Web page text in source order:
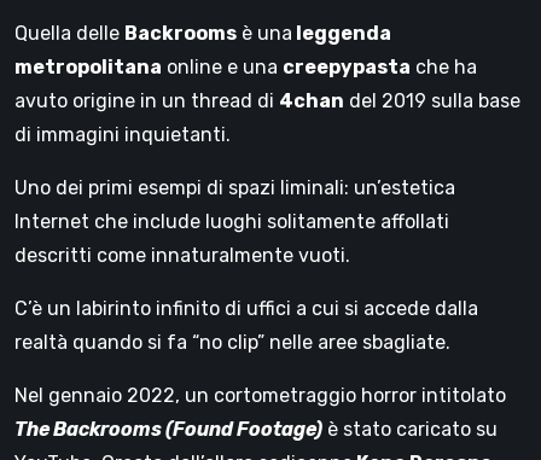
Quella delle Backrooms è una leggenda
metropolitana online e una creepypasta che ha
avuto origine in un thread di 4chan del 2019 sulla base
di immagini inquietanti.
Uno dei primi esempi di spazi liminali: un’estetica
Internet che include luoghi solitamente affollati
descritti come innaturalmente vuoti.
C’è un labirinto infinito di uffici a cui si accede dalla
realtà quando si fa “no clip” nelle aree sbagliate.
Nel gennaio 2022, un cortometraggio horror intitolato
The Backrooms (Found Footage) è stato caricato su